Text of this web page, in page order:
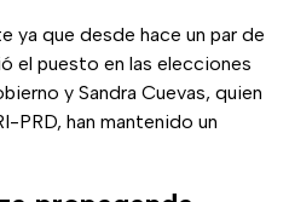
ya que desde hace un par de
el puesto en las elecciones
y Sandra Cuevas, quien
PRD, han mantenido un